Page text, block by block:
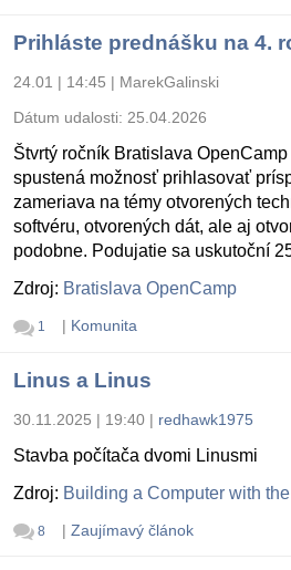
Prihláste prednášku na 4.
24.01 | 14:45 | MarekGalinski
Dátum udalosti: 25.04.2026
Štvrtý ročník Bratislava
spustená možnosť prihlasovať
zameriava na témy otvorených
softvéru, otvorených dát, ale aj
podobne. Podujatie sa uskutoční
Zdroj: Bratislava OpenCamp
1 | Komunita
Linus a Linus
30.11.2025 | 19:40 | redhawk1975
Stavba počítača dvomi Linusmi
Zdroj: Building a Computer with
8 | Zaujímavý článok